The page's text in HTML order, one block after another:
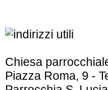
Chiesa
Piazza Roma, 9 -